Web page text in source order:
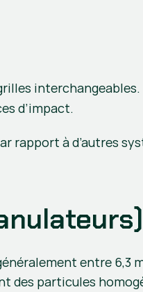
interchangeables.
d’impact.
rapport à d’autres
entre 6,3
des particules